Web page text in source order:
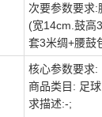
次要参数要求:
(宽14cm.鼓高
套3米绸+腰鼓
核心参数要求:
商品类目: 足
求描述:-;